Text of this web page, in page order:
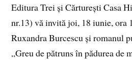
Editura Trei și Cărturești Casa
nr.13) vă invită joi, 18 iunie, ora
Ruxandra Burcescu și romanul
„Greu de pătruns în pădurea de